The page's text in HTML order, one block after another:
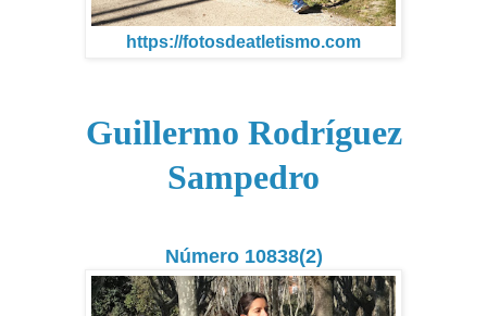
https://fotosdeatletismo.com
Guillermo Rodríguez
Sampedro
Número 10838(2)